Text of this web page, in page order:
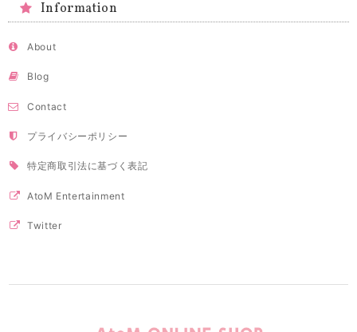
Information
About
Blog
Contact
プライバシーポリシー
特定商取引法に基づく表記
AtoM Entertainment
Twitter